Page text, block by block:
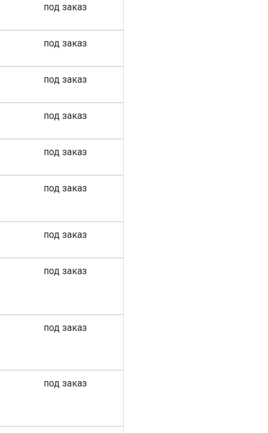
под заказ
под заказ
под заказ
под заказ
под заказ
под заказ
под заказ
под заказ
под заказ
под заказ